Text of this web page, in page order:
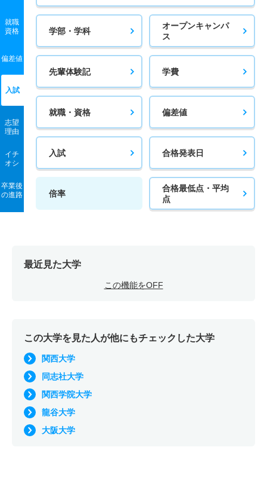
就職
資格
偏差値
入試
志望
理由
イチ
オシ
卒業後
の進路
学部・学科
オープンキャンパ
ス
先輩体験記 学費
就職・資格 偏差値
入試 合格発表日
倍率
合格最低点・平均
点
最近見た大学
この機能をOFF
この大学を見た人が他にもチェックした大学
関西大学
同志社大学
関西学院大学
龍谷大学
大阪大学